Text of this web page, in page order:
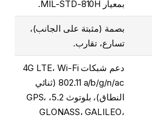
بمعيار MIL-STD-810H.
بصمة (مثبتة على الجانب)،
تسارع، تقارب.
دعم شبكات 4G LTE، Wi-Fi
802.11 a/b/g/n/ac (ثنائي
النطاق)، بلوتوث 5.2، GPS،
GLONASS، GALILEO،